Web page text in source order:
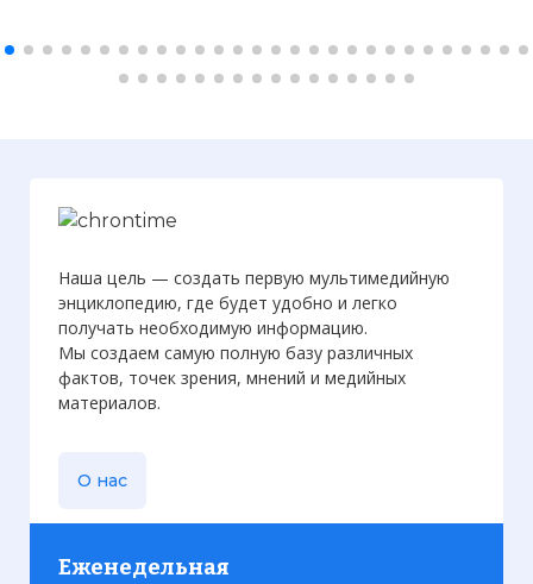
Наша цель — создать первую мультимедийную
энциклопедию, где будет удобно и легко
получать необходимую информацию.
Мы создаем самую полную базу различных
фактов, точек зрения, мнений и медийных
материалов.
О нас
Еженедельная